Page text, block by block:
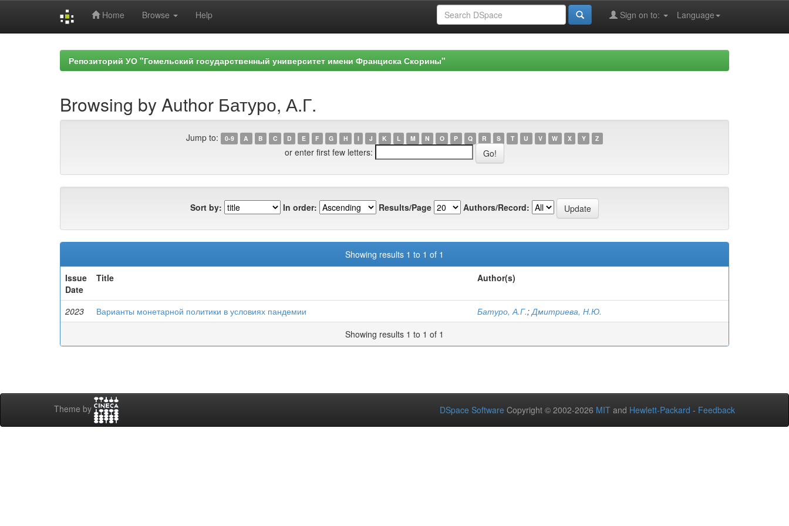
Home Browse Help Language
Sign on to:
Репозиторий УО "Гомельский государственный университет имени Франциска Скорины"
Browsing by Author Батуро, А.Г.
Jump to: 0-9 A B C D E F G H I J K L M N O P Q R S T U V W X Y Z
or enter first few letters:
Sort by: In order: Results/Page Authors/Record:
Showing results 1 to 1 of 1
Issue
Date
Title Author(s)
2023 Варианты монетарной политики в условиях пандемии Батуро, А.Г.;Дмитриева, Н.Ю.
Showing results 1 to 1 of 1
Theme by DSpace Software Copyright © 2002-2026 MIT and Hewlett-Packard - Feedback